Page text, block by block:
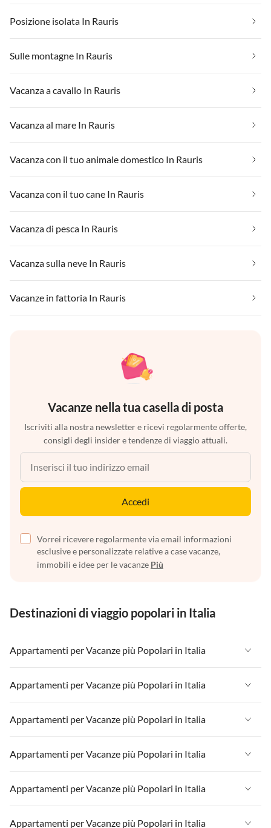
Posizione isolata In Rauris
Sulle montagne In Rauris
Vacanza a cavallo In Rauris
Vacanza al mare In Rauris
Vacanza con il tuo animale domestico In Rauris
Vacanza con il tuo cane In Rauris
Vacanza di pesca In Rauris
Vacanza sulla neve In Rauris
Vacanze in fattoria In Rauris
Vacanze nella tua casella di posta
Iscriviti alla nostra newsletter e ricevi regolarmente offerte,
consigli degli insider e tendenze di viaggio attuali.
Accedi
Vorrei ricevere regolarmente via email informazioni
esclusive e personalizzate relative a case vacanze,
immobili e idee per le vacanze Più
Destinazioni di viaggio popolari in Italia
Appartamenti per Vacanze più Popolari in Italia
Appartamenti per Vacanze in Italia
Appartamenti per Vacanze in Liguria
Appartamenti per Vacanze in Lombardia
Appartamenti per Vacanze in Lago di Garda
Appartamenti per Vacanze in Lago di Como
Appartamenti per Vacanze più Popolari in Italia
Appartamenti per Vacanze in Italia
Appartamenti per Vacanze in Liguria
Appartamenti per Vacanze in Lombardia
Appartamenti per Vacanze in Lago di Garda
Appartamenti per Vacanze più Popolari in Italia
Appartamenti per Vacanze in Italia
Appartamenti per Vacanze in Liguria
Appartamenti per Vacanze in Lombardia
Appartamenti per Vacanze più Popolari in Italia
Appartamenti per Vacanze in Italia
Appartamenti per Vacanze in Liguria
Appartamenti per Vacanze più Popolari in Italia
Appartamenti per Vacanze in Italia
Appartamenti per Vacanze più Popolari in Italia